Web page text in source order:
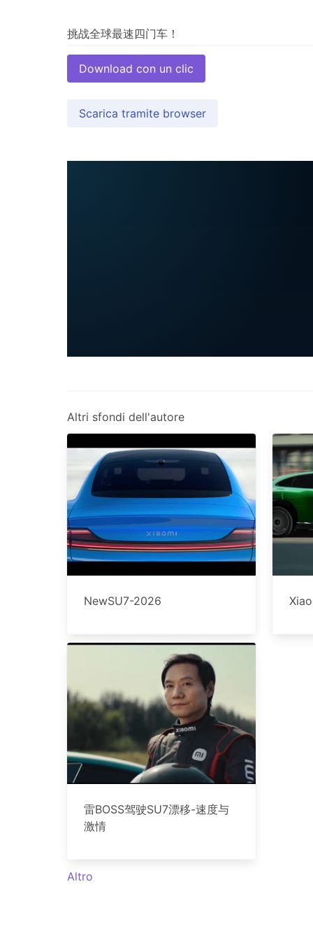
Download con un clic
Scarica tramite browser
Altri sfondi dell'autore
NewSU7-2026
雷BOSS驾驶SU7漂移-速度与
激情
Altro